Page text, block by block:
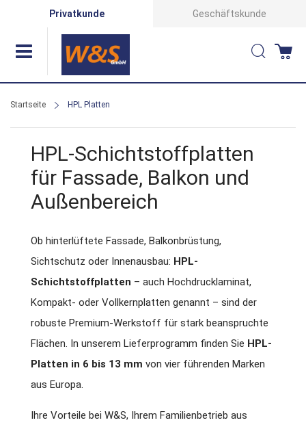
Privatkunde Geschäftskunde
Suche
Startseite HPL Platten
HPL-Schichtstoffplatten
für Fassade, Balkon und
Außenbereich
Ob hinterlüftete Fassade, Balkonbrüstung,
Sichtschutz oder Innenausbau: HPL-
Schichtstoffplatten – auch Hochdrucklaminat,
Kompakt- oder Vollkernplatten genannt – sind der
robuste Premium-Werkstoff für stark beanspruchte
Flächen. In unserem Lieferprogramm finden Sie HPL-
Platten in 6 bis 13 mm von vier führenden Marken
aus Europa.
Ihre Vorteile bei W&S, Ihrem Familienbetrieb aus